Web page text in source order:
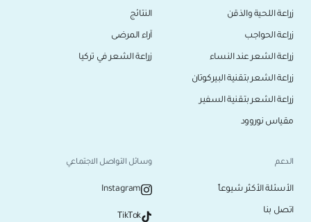
زراعة اللحية والذقن
زراعة الحواجب
زراعة الشعر عند النساء
زراعة الشعر بتقنية البيركوتان
زراعة الشعر بتقنية السفير
مقياس نوروود
النتائج
آراء المرضى
زراعة الشعر في تركيا
الدعم
الأسئلة الأكثر شيوعاً
اتصل بنا
وسائل التواصل الاجتماعي
Instagram
TikTok